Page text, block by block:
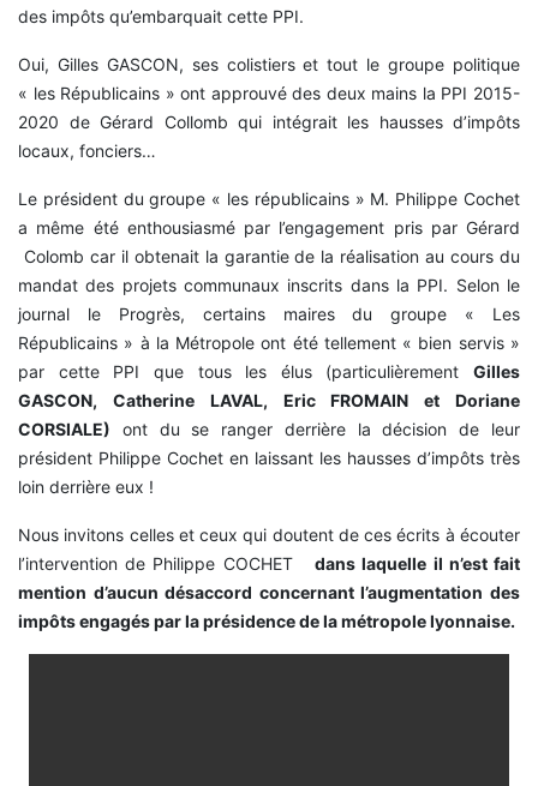
des impôts qu’embarquait cette PPI.
Oui, Gilles GASCON, ses colistiers et tout le groupe politique
« les Républicains » ont approuvé des deux mains la PPI 2015-
2020 de Gérard Collomb qui intégrait les hausses d’impôts
locaux, fonciers…
Le président du groupe « les républicains » M. Philippe Cochet
a même été enthousiasmé par l’engagement pris par Gérard
Colomb car il obtenait la garantie de la réalisation au cours du
mandat des projets communaux inscrits dans la PPI. Selon le
journal le Progrès, certains maires du groupe « Les
Républicains » à la Métropole ont été tellement « bien servis »
par cette PPI que tous les élus (particulièrement Gilles
GASCON, Catherine LAVAL, Eric FROMAIN et Doriane
CORSIALE) ont du se ranger derrière la décision de leur
président Philippe Cochet en laissant les hausses d’impôts très
loin derrière eux !
Nous invitons celles et ceux qui doutent de ces écrits à écouter
l’intervention de Philippe COCHETdans laquelle il n’est fait
mention d’aucun désaccord concernant l’augmentation des
impôts engagés par la présidence de la métropole lyonnaise.